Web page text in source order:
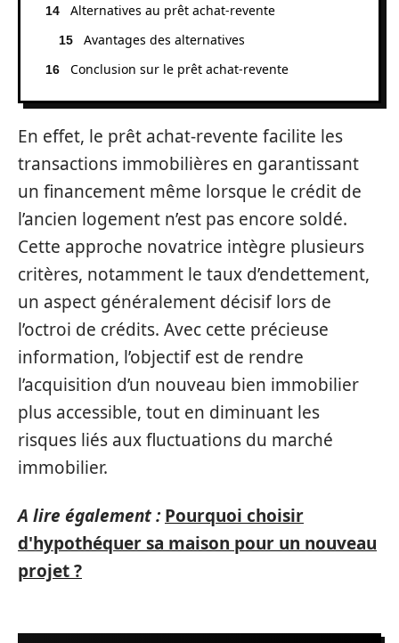
Alternatives au prêt achat-revente
Avantages des alternatives
Conclusion sur le prêt achat-revente
En effet, le prêt achat-revente facilite les
transactions immobilières en garantissant
un financement même lorsque le crédit de
l’ancien logement n’est pas encore soldé.
Cette approche novatrice intègre plusieurs
critères, notamment le taux d’endettement,
un aspect généralement décisif lors de
l’octroi de crédits. Avec cette précieuse
information, l’objectif est de rendre
l’acquisition d’un nouveau bien immobilier
plus accessible, tout en diminuant les
risques liés aux fluctuations du marché
immobilier.
A lire également : Pourquoi choisir
d'hypothéquer sa maison pour un nouveau
projet ?